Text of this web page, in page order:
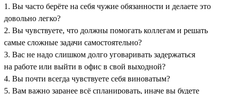
1. Вы часто берёте на себя чужие обязанности и делаете это
довольно легко?
2. Вы чувствуете, что должны помогать коллегам и решать
самые сложные задачи самостоятельно?
3. Вас не надо слишком долго уговаривать задержаться
на работе или выйти в офис в свой выходной?
4. Вы почти всегда чувствуете себя виноватым?
5. Вам важно заранее всё спланировать, иначе вы будете